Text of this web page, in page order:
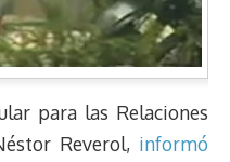
para las Relaciones
Reverol, informó